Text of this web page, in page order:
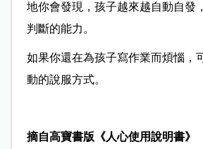
地你會發現，孩子越來越自動自發
判斷的能力。
如果你還在為孩子寫作業而煩惱，
動的說服方式。
摘自高寶書版《人心使用說明書》